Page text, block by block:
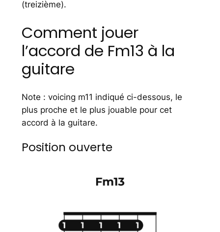
(treizième).
Comment jouer
l’accord de Fm13 à la
guitare
Note : voicing m11 indiqué ci-dessous, le
plus proche et le plus jouable pour cet
accord à la guitare.
Position ouverte